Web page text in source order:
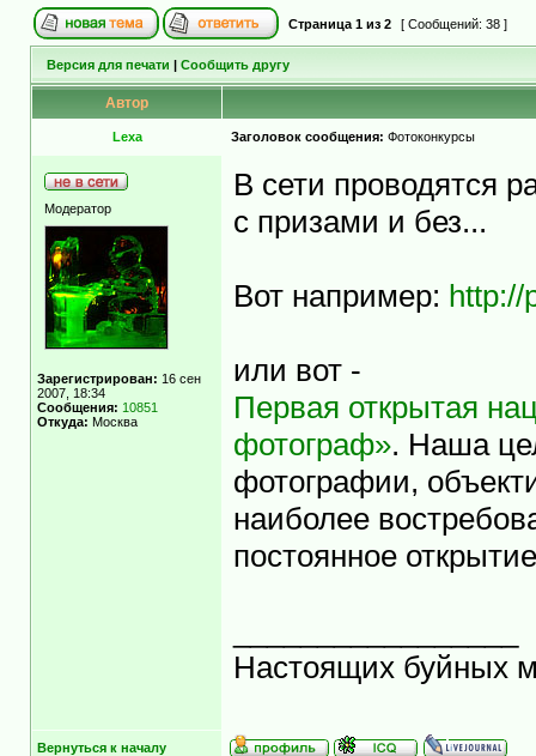
Страница 1 из 2 [ Сообщений: 38 ]
Версия для печати | Сообщить другу
Автор
Lexa Заголовок сообщения: Фотоконкурсы
Модератор
Зарегистрирован: 16 сен
2007, 18:34
Сообщения: 10851
Откуда: Москва
В сети проводятся
с призами и без...
Вот например:
или вот -
Первая открытая
фотограф». Наша
фотографии,
наиболее
постоянное
Настоящих буйных
Вернуться к началу